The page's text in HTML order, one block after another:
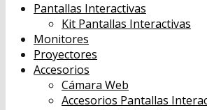
Pantallas Interactivas
Kit Pantallas Interactivas
Monitores
Proyectores
Accesorios
Cámara Web
Accesorios Pantallas